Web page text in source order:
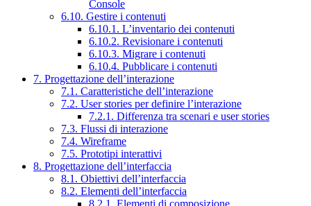
Console
6.10. Gestire i contenuti
6.10.1. L’inventario dei contenuti
6.10.2. Revisionare i contenuti
6.10.3. Migrare i contenuti
6.10.4. Pubblicare i contenuti
7. Progettazione dell’interazione
7.1. Caratteristiche dell’interazione
7.2. User stories per definire l’interazione
7.2.1. Differenza tra scenari e user stories
7.3. Flussi di interazione
7.4. Wireframe
7.5. Prototipi interattivi
8. Progettazione dell’interfaccia
8.1. Obiettivi dell’interfaccia
8.2. Elementi dell’interfaccia
8.2.1. Elementi di composizione